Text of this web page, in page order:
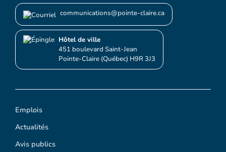
Emplois
Actualités
Avis publics
communications@pointe-claire.ca
Hôtel de ville
451 boulevard Saint-Jean
Pointe-Claire (Québec) H9R 3J3